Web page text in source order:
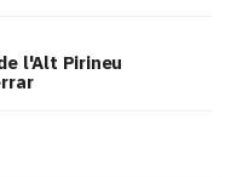
l'Alt Pirineu